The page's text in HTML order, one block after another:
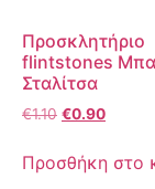
Προσκλητήριο
flintstones
Σταλίτσα
€1.10 €0.90
Προσθήκη στο